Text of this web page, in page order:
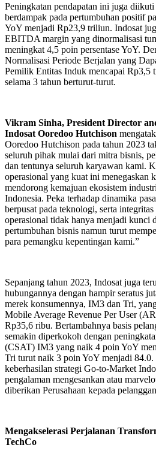
Peningkatan pendapatan ini juga
berdampak pada pertumbuhan positif
YoY menjadi Rp23,9 triliun. Indosat
EBITDA margin yang dinormalisasi
meningkat 4,5 poin persentase YoY.
Normalisasi Periode Berjalan yang
Pemilik Entitas Induk mencapai Rp3,5
selama 3 tahun berturut-turut.
Vikram Sinha, President Director
Indosat Ooredoo Hutchison
Ooredoo Hutchison pada tahun 2023
seluruh pihak mulai dari mitra bisnis,
dan tentunya seluruh karyawan kami.
operasional yang kuat ini menegaskan
mendorong kemajuan ekosistem
Indonesia. Peka terhadap dinamika
berpusat pada teknologi, serta
operasional tidak hanya menjadi kunci
pertumbuhan bisnis namun turut
para pemangku kepentingan kami.”
Sepanjang tahun 2023, Indosat juga
hubungannya dengan hampir seratus
merek konsumennya, IM3 dan Tri,
Mobile Average Revenue Per User
Rp35,6 ribu. Bertambahnya basis
semakin diperkokoh dengan
(CSAT) IM3 yang naik 4 poin YoY
Tri turut naik 3 poin YoY menjadi
keberhasilan strategi Go-to-Market
pengalaman mengesankan atau
diberikan Perusahaan kepada
Mengakselerasi Perjalanan
TechCo